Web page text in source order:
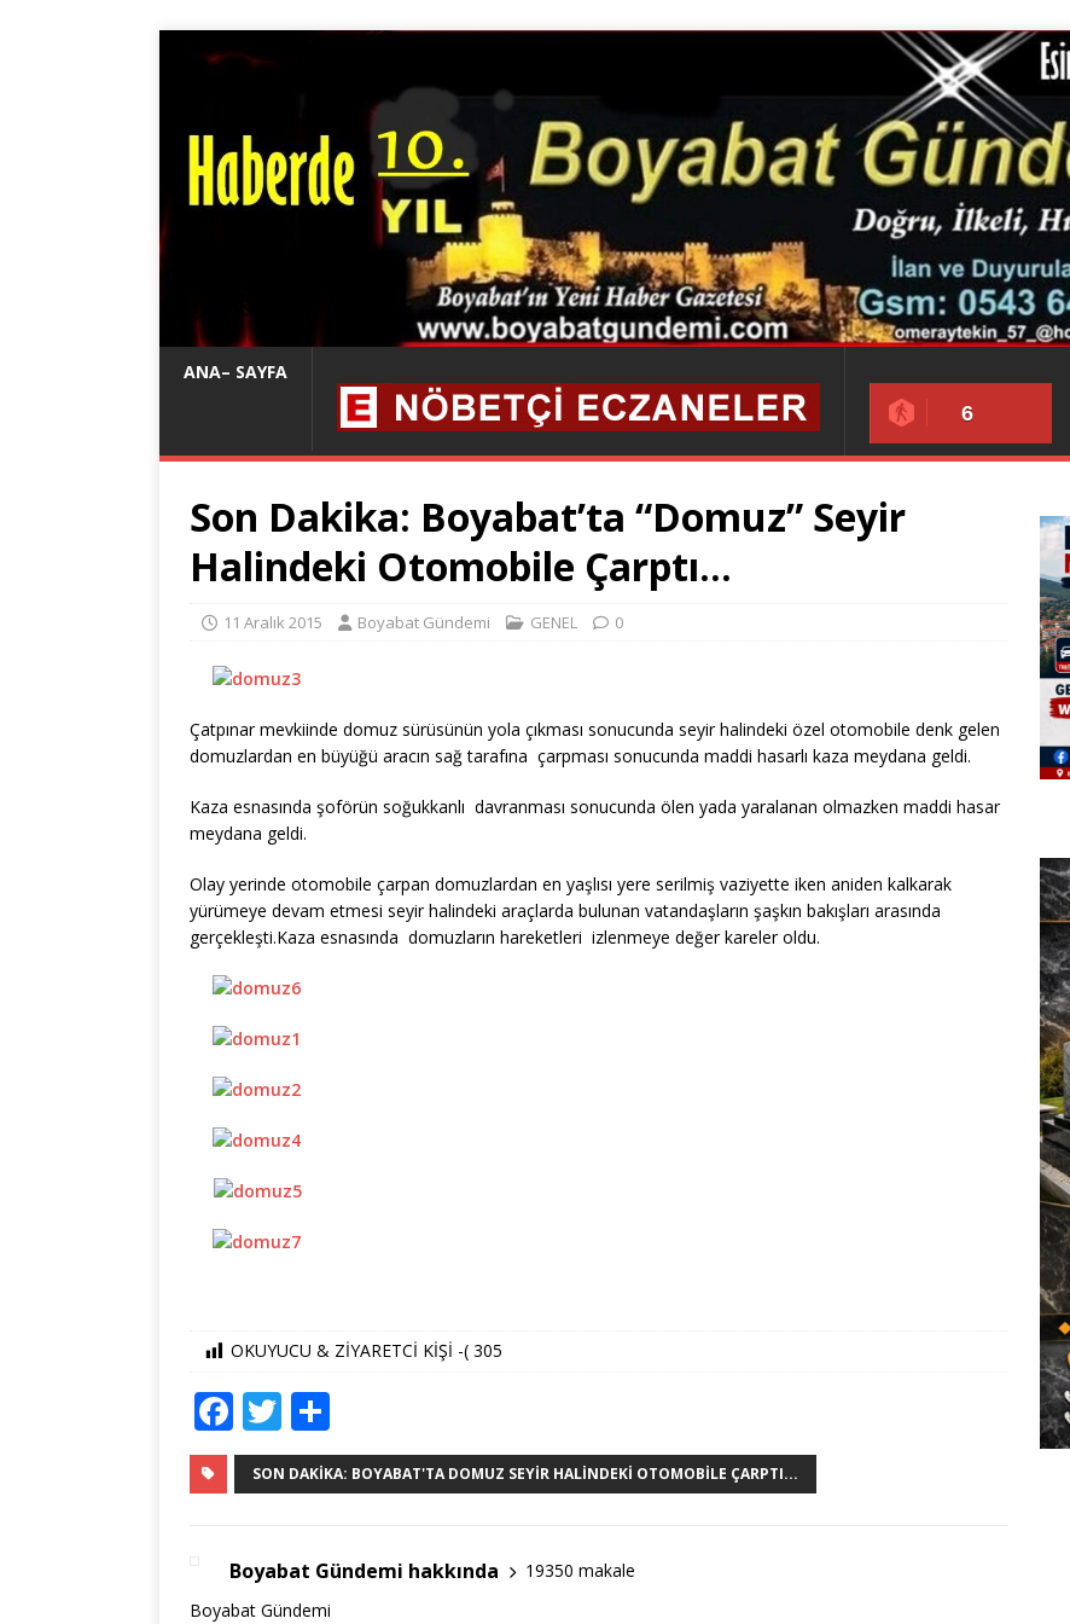
ANA– SAYFA
6
Son Dakika: Boyabat’ta “Domuz” Seyir
Halindeki Otomobile Çarptı…
11 Aralık 2015 Boyabat Gündemi GENEL 0
Çatpınar mevkiinde domuz sürüsünün yola çıkması sonucunda seyir halindeki özel otomobile denk gelen
domuzlardan en büyüğü aracın sağ tarafına çarpması sonucunda maddi hasarlı kaza meydana geldi.
Kaza esnasında şoförün soğukkanlı davranması sonucunda ölen yada yaralanan olmazken maddi hasar
meydana geldi.
Olay yerinde otomobile çarpan domuzlardan en yaşlısı yere serilmiş vaziyette iken aniden kalkarak
yürümeye devam etmesi seyir halindeki araçlarda bulunan vatandaşların şaşkın bakışları arasında
gerçekleşti.Kaza esnasında domuzların hareketleri izlenmeye değer kareler oldu.
OKUYUCU & ZİYARETCİ KİŞİ -( 305
F
a
c
b
o
T
w
it
r
h
ar
SON DAKIKA: BOYABAT'TA DOMUZ SEYIR HALINDEKI OTOMOBILE ÇARPTI...
Boyabat Gündemi hakkında
19350 makale
Boyabat Gündemi